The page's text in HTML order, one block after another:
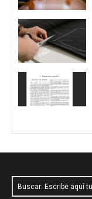
Buscar: Escribe aquí